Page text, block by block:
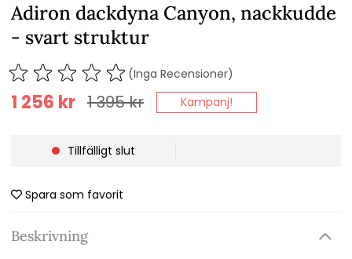
Adiron dackdyna Canyon, nackkudde
- svart struktur
(Inga Recensioner)
1 395kr
1 256 kr Kampanj!
Tillfälligt slut
Spara som favorit
Beskrivning